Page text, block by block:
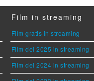
Film in streaming
Film gratis in streaming
Film del 2025 in streaming
Film del 2024 in streaming